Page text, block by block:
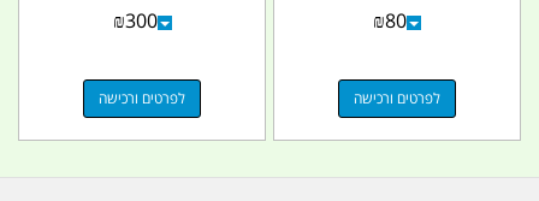
₪80
לפרטים ורכישה
₪300
לפרטים ורכישה